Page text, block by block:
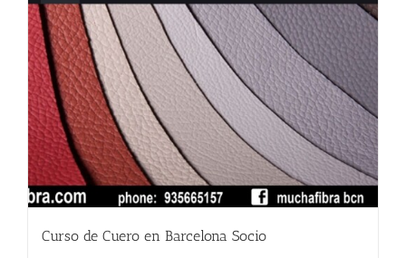
Curso de Cuero en Barcelona Socio